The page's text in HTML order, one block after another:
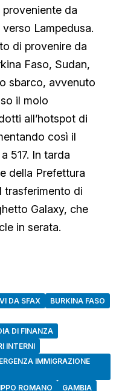
da
Lampedusa.
di provenire da
Faso, Sudan,
sbarco, avvenuto
il molo
all’hotspot di
così il
517. In tarda
della Prefettura
trasferimento di
Galaxy, che
in serata.
DA SFAX
BURKINA FASO
DI FINANZA
INTERNI
IMMIGRAZIONE
ROMANO
GAMBIA